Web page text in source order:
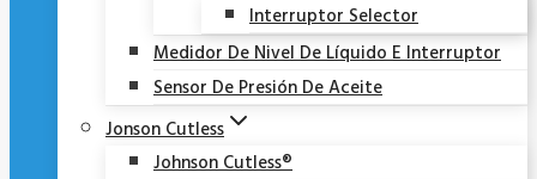
Interruptor Selector
Medidor De Nivel De Líquido E Interruptor
Sensor De Presión De Aceite
Jonson Cutless
Johnson Cutless®